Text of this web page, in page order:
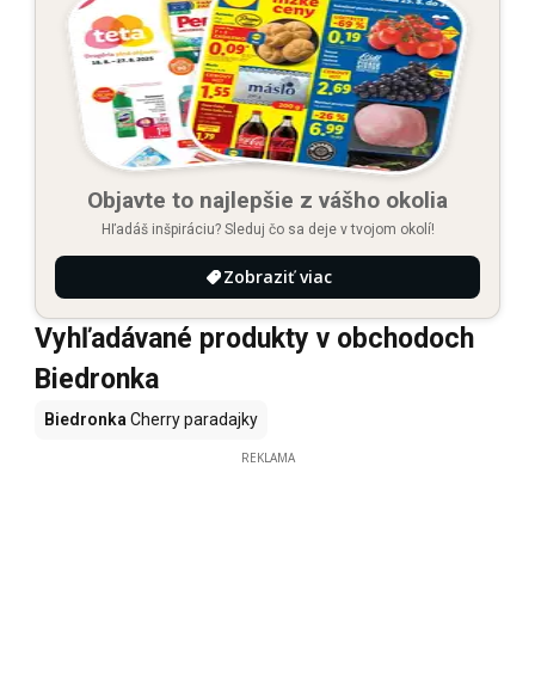
Objavte to najlepšie z vášho okolia
Hľadáš inšpiráciu? Sleduj čo sa deje v tvojom okolí!
Zobraziť viac
Vyhľadávané produkty v obchodoch
Biedronka
Biedronka Cherry paradajky
REKLAMA